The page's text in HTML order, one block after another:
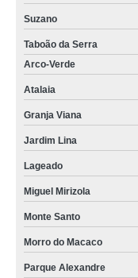
Suzano
Taboão da Serra
Arco-Verde
Atalaia
Granja Viana
Jardim Lina
Lageado
Miguel Mirizola
Monte Santo
Morro do Macaco
Parque Alexandre